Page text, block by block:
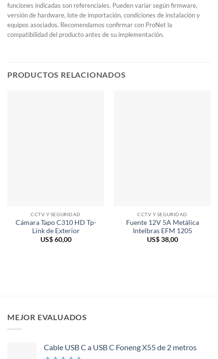
funciones indicadas son referenciales. Pueden variar según firmware,
versión de hardware, lote de importación, condiciones de instalación y
equipos asociados. Recomendamos confirmar con ProNet la
compatibilidad del producto antes de su implementación.
PRODUCTOS RELACIONADOS
CCTV Y SEGURIDAD
Cámara Tapo C310 HD Tp-
Link de Exterior
US$60,00
CCTV Y SEGURIDAD
Fuente 12V 5A Metálica
Intelbras EFM 1205
US$38,00
MEJOR EVALUADOS
Cable USB C a USB C Foneng X55 de 2 metros